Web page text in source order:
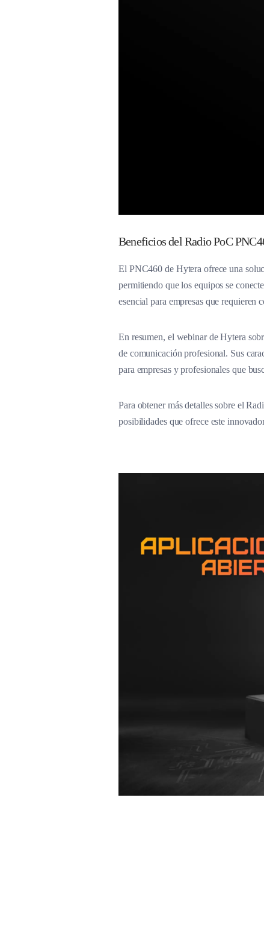
Beneficios del Radio PoC
El PNC460 de Hytera ofrece una
permitiendo que los equipos se
esencial para empresas que requieren
En resumen, el webinar de Hytera
de comunicación profesional. Sus
para empresas y profesionales que
Para obtener más detalles sobre el
posibilidades que ofrece este